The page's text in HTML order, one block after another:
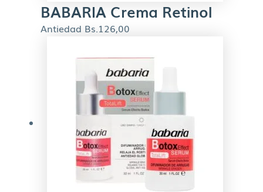
BABARIA Crema Retinol
Antiedad Bs.126,00